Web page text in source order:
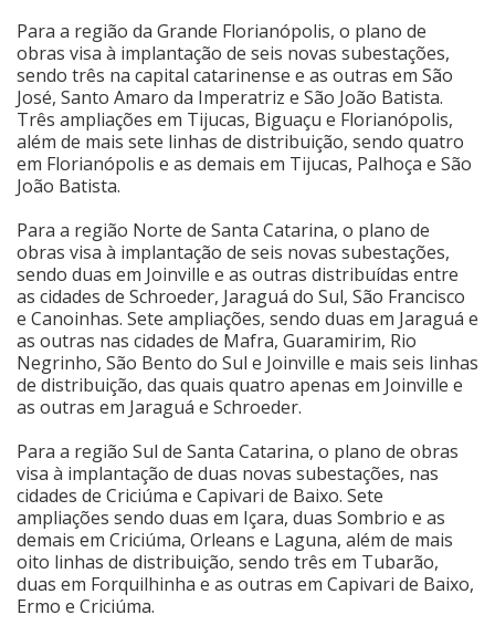
Para a região da Grande Florianópolis, o plano de
obras visa à implantação de seis novas subestações,
sendo três na capital catarinense e as outras em São
José, Santo Amaro da Imperatriz e São João Batista.
Três ampliações em Tijucas, Biguaçu e Florianópolis,
além de mais sete linhas de distribuição, sendo quatro
em Florianópolis e as demais em Tijucas, Palhoça e São
João Batista.
Para a região Norte de Santa Catarina, o plano de
obras visa à implantação de seis novas subestações,
sendo duas em Joinville e as outras distribuídas entre
as cidades de Schroeder, Jaraguá do Sul, São Francisco
e Canoinhas. Sete ampliações, sendo duas em Jaraguá e
as outras nas cidades de Mafra, Guaramirim, Rio
Negrinho, São Bento do Sul e Joinville e mais seis linhas
de distribuição, das quais quatro apenas em Joinville e
as outras em Jaraguá e Schroeder.
Para a região Sul de Santa Catarina, o plano de obras
visa à implantação de duas novas subestações, nas
cidades de Criciúma e Capivari de Baixo. Sete
ampliações sendo duas em Içara, duas Sombrio e as
demais em Criciúma, Orleans e Laguna, além de mais
oito linhas de distribuição, sendo três em Tubarão,
duas em Forquilhinha e as outras em Capivari de Baixo,
Ermo e Criciúma.